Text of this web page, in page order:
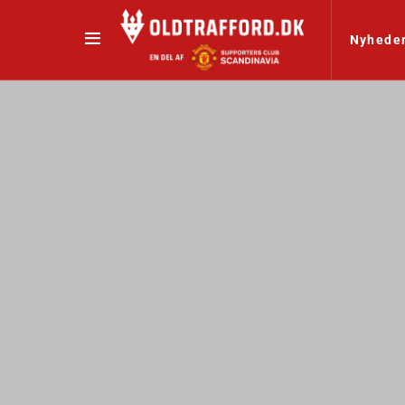
Nyheder